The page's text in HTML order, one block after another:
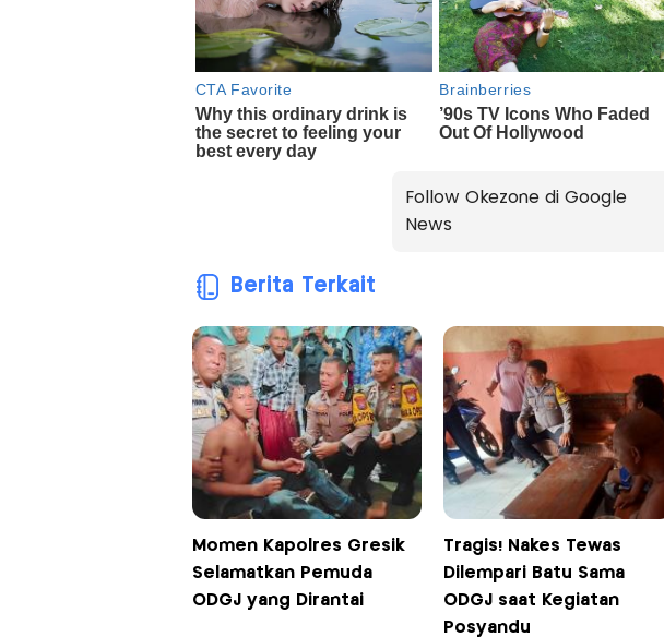
Follow Okezone di Google
News
Berita Terkait
Momen Kapolres Gresik
Selamatkan Pemuda
ODGJ yang Dirantai
Tragis! Nakes Tewas
Dilempari Batu Sama
ODGJ saat Kegiatan
Posyandu